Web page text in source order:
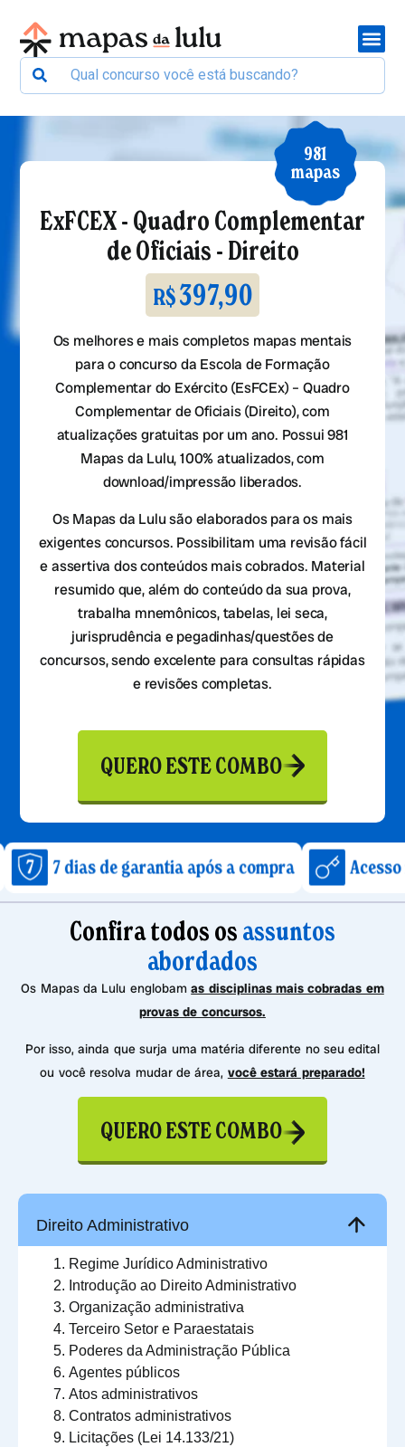
981
mapas
ExFCEX - Quadro Complementar
de Oficiais - Direito
R$397,90
Os melhores e mais completos mapas mentais
para o concurso da Escola de Formação
Complementar do Exército (EsFCEx) – Quadro
Complementar de Oficiais (Direito), com
atualizações gratuitas por um ano. Possui 981
Mapas da Lulu, 100% atualizados, com
download/impressão liberados.
Os Mapas da Lulu são elaborados para os mais
exigentes concursos. Possibilitam uma revisão fácil
e assertiva dos conteúdos mais cobrados. Material
resumido que, além do conteúdo da sua prova,
trabalha mnemônicos, tabelas, lei seca,
jurisprudência e pegadinhas/questões de
concursos, sendo excelente para consultas rápidas
e revisões completas.
QUERO ESTE COMBO
de garantia após a compra Acesso imediato
Confira todos os assuntos
abordados
Os Mapas da Lulu englobamas disciplinas mais cobradas em
provas de concursos.
Por isso, ainda que surja uma matéria diferente no seu edital
ou você resolva mudar de área, você estará preparado!
QUERO ESTE COMBO
Direito Administrativo
Regime Jurídico Administrativo
Introdução ao Direito Administrativo
Organização administrativa
Terceiro Setor e Paraestatais
Poderes da Administração Pública
Agentes públicos
Atos administrativos
Contratos administrativos
Licitações (Lei 14.133/21)